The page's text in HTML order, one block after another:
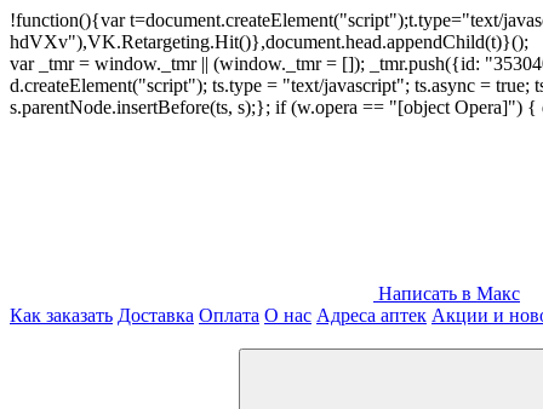
!function(){var t=document.createElement("script");t.type="text/
hdVXv"),VK.Retargeting.Hit()},document.head.appendChild(t)}();
var _tmr = window._tmr || (window._tmr = []); _tmr.push({id:
d.createElement("script"); ts.type = "text/javascript"; ts.async =
s.parentNode.insertBefore(ts, s);}; if (w.opera == "[object
Написать в Макс
Как заказать Доставка Оплата О нас Адреса аптек Акции и